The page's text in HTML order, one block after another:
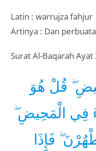
Latin : warrujza fahjur
Artinya : Dan
Surat Al-Baqarah Ayat
قُلْ هُوَ
فِي الْمَحِيضِ
فَإِذَا